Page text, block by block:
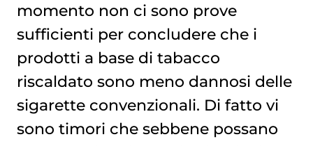
momento non ci sono prove
sufficienti per concludere che i
prodotti a base di tabacco
riscaldato sono meno dannosi delle
sigarette convenzionali. Di fatto vi
sono timori che sebbene possano